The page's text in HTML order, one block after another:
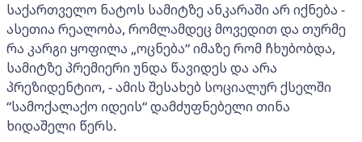
საქართველო ნატოს სამიტზე ანკარაში არ იქნება -
ასეთია რეალობა, რომლამდეც მოვედით და თურმე
რა კარგი ყოფილა „ოცნება“ იმაზე რომ ჩხუბობდა,
სამიტზე პრემიერი უნდა წავიდეს და არა
პრეზიდენტიო, - ამის შესახებ სოციალურ ქსელში
“სამოქალაქო იდეის“ დამძუფნებელი თინა
ხიდაშელი წერს.